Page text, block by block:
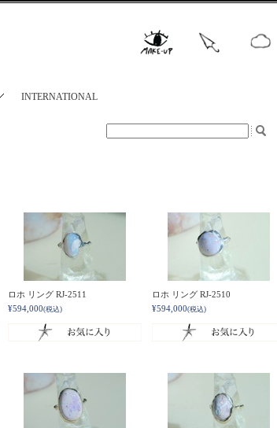
INTERNATIONAL
ロホ リング RJ-2511
¥594,000(税込)
ロホ リング RJ-2510
¥594,000(税込)